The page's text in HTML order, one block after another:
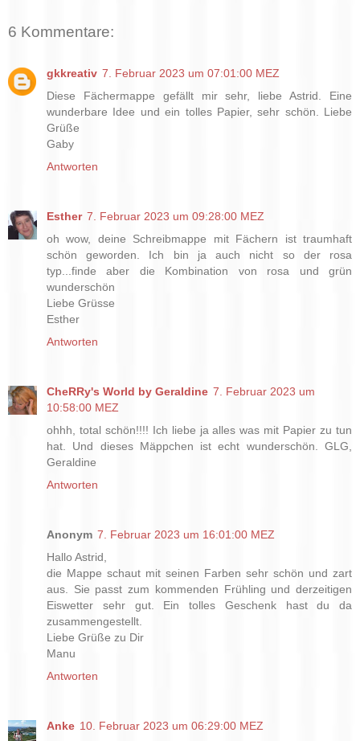
6 Kommentare:
gkkreativ 7. Februar 2023 um 07:01:00 MEZ
Diese Fächermappe gefällt mir sehr, liebe Astrid. Eine
wunderbare Idee und ein tolles Papier, sehr schön. Liebe
Grüße
Gaby
Antworten
Esther 7. Februar 2023 um 09:28:00 MEZ
oh wow, deine Schreibmappe mit Fächern ist traumhaft
schön geworden. Ich bin ja auch nicht so der rosa
typ...finde aber die Kombination von rosa und grün
wunderschön
Liebe Grüsse
Esther
Antworten
CheRRy's World by Geraldine 7. Februar 2023 um
10:58:00 MEZ
ohhh, total schön!!!! Ich liebe ja alles was mit Papier zu tun
hat. Und dieses Mäppchen ist echt wunderschön. GLG,
Geraldine
Antworten
Anonym 7. Februar 2023 um 16:01:00 MEZ
Hallo Astrid,
die Mappe schaut mit seinen Farben sehr schön und zart
aus. Sie passt zum kommenden Frühling und derzeitigen
Eiswetter sehr gut. Ein tolles Geschenk hast du da
zusammengestellt.
Liebe Grüße zu Dir
Manu
Antworten
Anke 10. Februar 2023 um 06:29:00 MEZ